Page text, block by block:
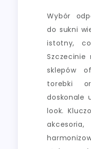
Wybór
do sukni
istotny,
Szczecinie
sklepów
torebki
doskonale
look.